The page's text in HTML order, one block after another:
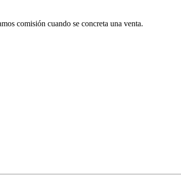
comisión cuando se concreta una venta.